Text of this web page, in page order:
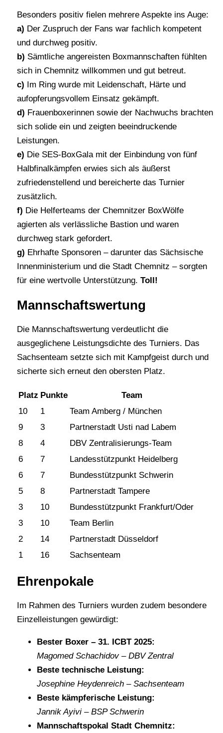
Besonders positiv fielen mehrere Aspekte ins Auge:
a) Der Zuspruch der Fans war fachlich kompetent
und durchweg positiv.
b) Sämtliche angereisten Boxmannschaften fühlten
sich in Chemnitz willkommen und gut betreut.
c) Im Ring wurde mit Leidenschaft, Härte und
aufopferungsvollem Einsatz gekämpft.
d) Frauenboxerinnen sowie der Nachwuchs brachten
sich solide ein und zeigten beeindruckende
Leistungen.
e) Die SES-BoxGala mit der Einbindung von fünf
Halbfinalkämpfen erwies sich als äußerst
zufriedenstellend und bereicherte das Turnier
zusätzlich.
f) Die Helferteams der Chemnitzer BoxWölfe
agierten als verlässliche Bastion und waren
durchweg stark gefordert.
g) Ehrhafte Sponsoren – darunter das Sächsische
Innenministerium und die Stadt Chemnitz – sorgten
für eine wertvolle Unterstützung.Toll!
Mannschaftswertung
Die Mannschaftswertung verdeutlicht die
ausgeglichene Leistungsdichte des Turniers. Das
Sachsenteam setzte sich mit Kampfgeist durch und
sicherte sich erneut den obersten Platz.
Platz Punkte
Team
10
1
Team Amberg / München
9
3
Partnerstadt Usti nad Labem
8
4
DBV Zentralisierungs-Team
6
7
Landesstützpunkt Heidelberg
6
7
Bundesstützpunkt Schwerin
5
8
Partnerstadt Tampere
3
10
Bundesstützpunkt Frankfurt/Oder
3
10
Team Berlin
2
14
Partnerstadt Düsseldorf
1
16 Sachsenteam
Ehrenpokale
Im Rahmen des Turniers wurden zudem besondere
Einzelleistungen gewürdigt:
Bester Boxer – 31. ICBT 2025:
Magomed Schachidov – DBV Zentral
Beste technische Leistung:
Josephine Heydenreich – Sachsenteam
Beste kämpferische Leistung:
Jannik Ayivi – BSP Schwerin
Mannschaftspokal Stadt Chemnitz: